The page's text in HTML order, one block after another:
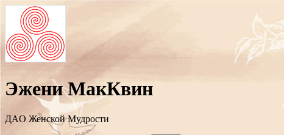
Эжени МакКвин
ДAO Женской Мудрости